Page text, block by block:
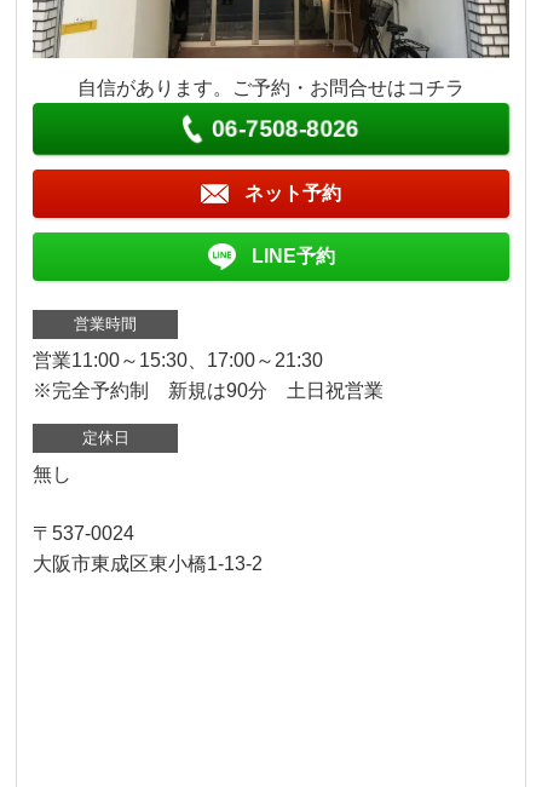
自信があります。ご予約・お問合せはコチラ
06-7508-8026
ネット予約
LINE予約
営業時間
営業11:00～15:30、17:00～21:30
※完全予約制 新規は90分 土日祝営業
定休日
無し
〒537-0024
大阪市東成区東小橋1-13-2